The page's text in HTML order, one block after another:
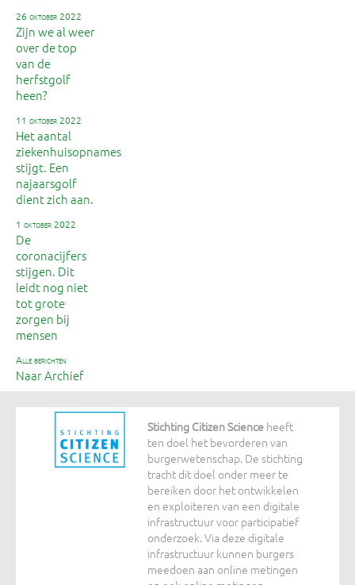
26 oktober 2022
Zijn we al weer
over de top
van de
herfstgolf
heen?
11 oktober 2022
Het aantal
ziekenhuisopnames
stijgt. Een
najaarsgolf
dient zich aan.
1 oktober 2022
De
coronacijfers
stijgen. Dit
leidt nog niet
tot grote
zorgen bij
mensen
alle berichten
Naar Archief
Stichting Citizen Scienceheeft
ten doel het bevorderen van
burgerwetenschap. De stichting
tracht dit doel onder meer te
bereiken door het ontwikkelen
en exploiteren van een digitale
infrastructuur voor participatief
onderzoek. Via deze digitale
infrastructuur kunnen burgers
meedoen aan online metingen